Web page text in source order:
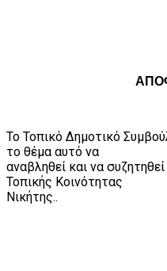
Το Τοπικό Δημοτικό
το θέμα αυτό να
αναβληθεί και να
Τοπικής Κοινότητας
Νικήτης..